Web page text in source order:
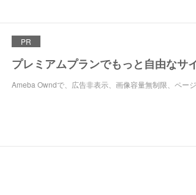
PR
プレミアムプランでもっと自由なサ
Ameba Owndで、広告非表示、画像容量無制限、ペー